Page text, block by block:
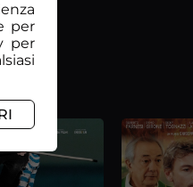
per
per